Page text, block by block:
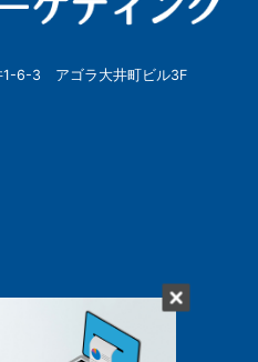
6-3 アゴラ大井町ビル3F